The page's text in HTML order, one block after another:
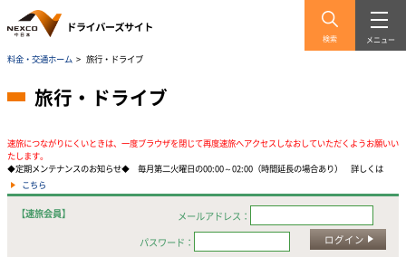
検索 メニュー
料金・交通ホーム > 旅行・ドライブ
旅行・ドライブ
速旅につながりにくいときは、一度ブラウザを閉じて再度速旅へアクセスしなおしていただくようお願いい
たします。
◆定期メンテナンスのお知らせ◆ 毎月第二火曜日の00:00～02:00（時間延長の場合あり） 詳しくは
こちら
【速旅会員】
メールアドレス：
パスワード：
ログイン